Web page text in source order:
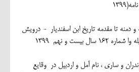
تا مقدمه تاریخ ابن اسفندیار - درویش
بیست و نهم 1399
و ساری ، نام آمل و اردبیل در وقایع